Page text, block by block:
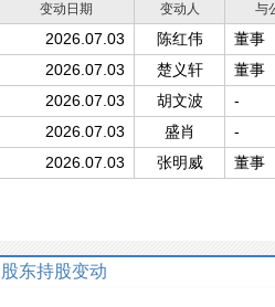
变动日期
变动人 与
2026.07.03 陈红伟 董事
2026.07.03
楚义轩 董事
2026.07.03
胡文波 -
2026.07.03
盛肖 -
2026.07.03
张明威 董事
股东持股变动